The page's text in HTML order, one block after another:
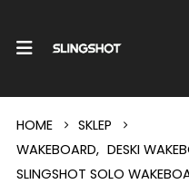
HOME
SKLEP
WAKEBOARD, DESKI
SLINGSHOT SOLO